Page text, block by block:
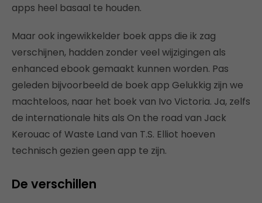
apps heel basaal te houden.
Maar ook ingewikkelder boek apps die ik zag
verschijnen, hadden zonder veel wijzigingen als
enhanced ebook gemaakt kunnen worden. Pas
geleden bijvoorbeeld de boek app Gelukkig zijn we
machteloos, naar het boek van Ivo Victoria. Ja, zelfs
de internationale hits als On the road van Jack
Kerouac of Waste Land van T.S. Elliot hoeven
technisch gezien geen app te zijn.
De verschillen